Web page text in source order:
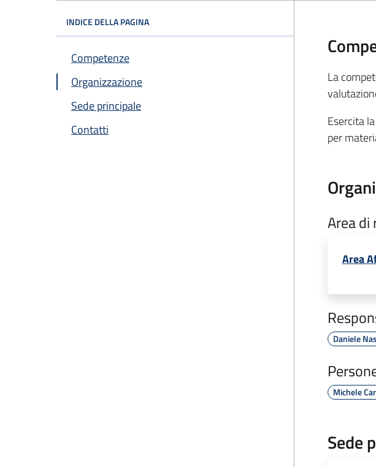
INDICE DELLA PAGINA
Competenze
Organizzazione
Sede principale
Contatti
La
Esercita
per
Area
Area
Daniele
Michele
Sede